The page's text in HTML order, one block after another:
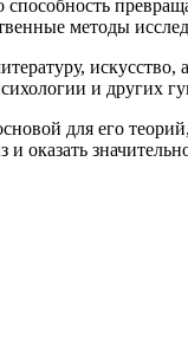
методы
и других
для его
оказать